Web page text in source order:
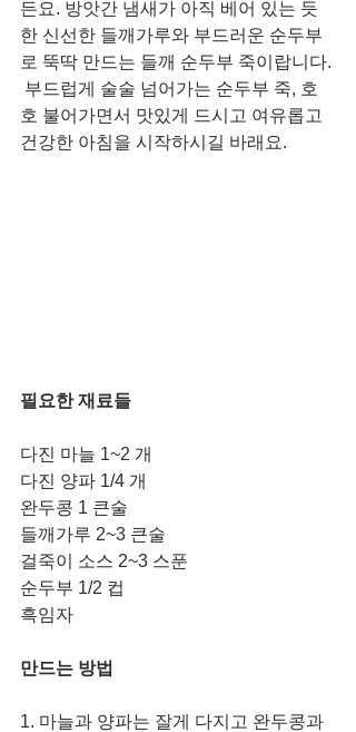
든요. 방앗간 냄새가 아직 베어 있는 듯
한 신선한 들깨가루와 부드러운 순두부
로 뚝딱 만드는 들깨 순두부 죽이랍니다.
부드럽게 술술 넘어가는 순두부 죽, 호
호 불어가면서 맛있게 드시고 여유롭고
건강한 아침을 시작하시길 바래요.
필요한 재료들
다진 마늘 1~2 개
다진 양파 1/4 개
완두콩 1 큰술
들깨가루 2~3 큰술
걸죽이 소스 2~3 스푼
순두부 1/2 컵
흑임자
만드는 방법
1. 마늘과 양파는 잘게 다지고 완두콩과